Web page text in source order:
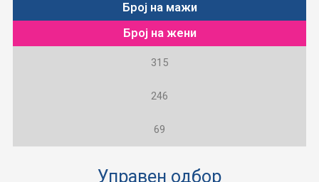
Број на мажи
Број на жени
315
246
69
Управен одбор